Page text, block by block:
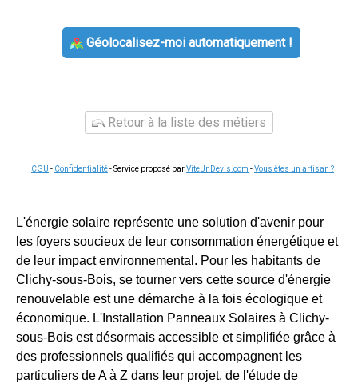
Géolocalisez-moi automatiquement !
Retour à la liste des métiers
CGU - Confidentialité- Service proposé parViteUnDevis.com -Vous êtes un artisan ?
L'énergie solaire représente une solution d'avenir pour
les foyers soucieux de leur consommation énergétique et
de leur impact environnemental. Pour les habitants de
Clichy-sous-Bois, se tourner vers cette source d'énergie
renouvelable est une démarche à la fois écologique et
économique. L'Installation Panneaux Solaires à Clichy-
sous-Bois est désormais accessible et simplifiée grâce à
des professionnels qualifiés qui accompagnent les
particuliers de A à Z dans leur projet, de l'étude de